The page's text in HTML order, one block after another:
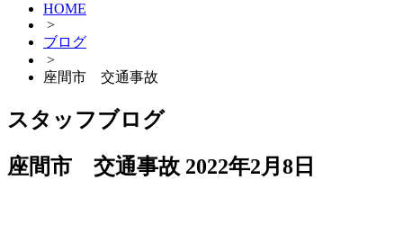
HOME
>
ブログ
>
座間市 交通事故
スタッフブログ
座間市 交通事故 2022年2月8日